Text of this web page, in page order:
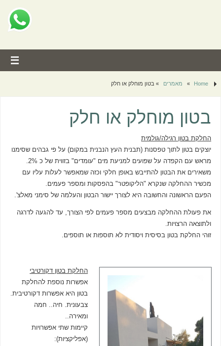
Home
» מאמרים » בטון מוחלק או חלק
בטון מוחלק או חלק
החלקת בטון רגילה/גולמית
יוצקים בטון לתוך טפסנות (תבנית העץ הנבנית במקום) על פי גבהים שסימנו
מראש עם הקפדה על שפועים למניעת מים "עומדים" בזווית של כ 2%.
משאירים את הבטון להתייבש באופן חלקי וכזה שמאפשר לעלות עליו עם
מכשיר ההחלקה שנקרא "הליקופטר" בהפסקות ומספר פעמים.
הפעם הראשונה והחשובה היא לצורך יישור הבטון והעלמה של סימני מאלצ'.
את פעולת ההחלקה מבצעים מספר פעמים לפי הצורך, עד להגעה לדרגה
ולתוצאה הרצויות.
זוהי החלקת בטון בסיסית ויסודית לא תוספות או תוספים.
החלקת בטון דקורטיבי
אפשרות נוספת להחלקת
בטון היא אפשרות דקורטיבית.
צבעונית. חיה.. חמה
ומאירה..
קיימות שתי אפשרויות
(אפליקציות):